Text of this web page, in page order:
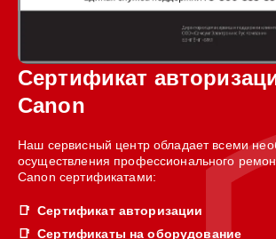
Сертификат
Canon
Наш сервисный центр обладает всеми
осуществления профессионального
Canon сертификатами:
Сертификат авторизации
Сертификаты на оборудование